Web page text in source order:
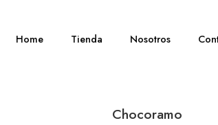
Home Tienda Nosotros
Chocoramo